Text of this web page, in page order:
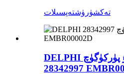
تەكشۈرۈشتەپسىلات
DELPHI ئەسلى يېقىلغۇ پۈركۈگۈچ
28342997